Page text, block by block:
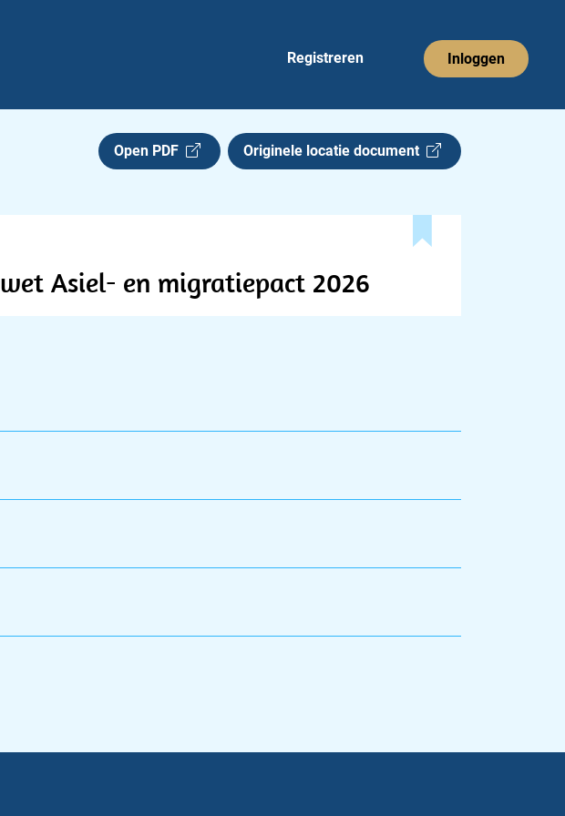
Registreren Inloggen
Open PDF Originele locatie document
Asiel- en migratiepact 2026